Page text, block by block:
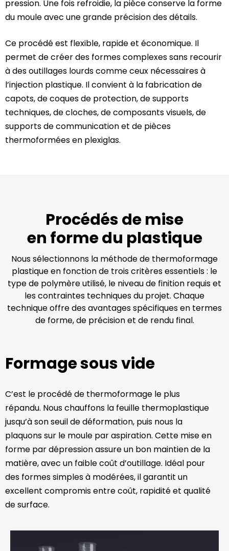
pression. Une fois refroidie, la pièce conserve la forme
du moule avec une grande précision des détails.
Ce procédé est flexible, rapide et économique. Il
permet de créer des formes complexes sans recourir
à des outillages lourds comme ceux nécessaires à
l’injection plastique. Il convient à la fabrication de
capots, de coques de protection, de supports
techniques, de cloches, de composants visuels, de
supports de communication et de pièces
thermoformées en plexiglas.
Procédés de mise
en forme du plastique
Nous sélectionnons la méthode de thermoformage
plastique en fonction de trois critères essentiels : le
type de polymère utilisé, le niveau de finition requis et
les contraintes techniques du projet. Chaque
technique offre des avantages spécifiques en termes
de forme, de précision et de rendu final.
Formage sous vide
C’est le procédé de thermoformage le plus
répandu. Nous chauffons la feuille thermoplastique
jusqu’à son seuil de déformation, puis nous la
plaquons sur le moule par aspiration. Cette mise en
forme par dépression assure un bon maintien de la
matière, avec un faible coût d’outillage. Idéal pour
des formes simples à modérées, il garantit un
excellent compromis entre coût, rapidité et qualité
de surface.